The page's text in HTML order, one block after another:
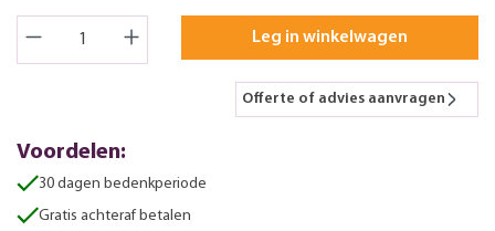
Leg in winkelwagen
Offerte of advies aanvragen
Voordelen:
30 dagen bedenkperiode
Gratis achteraf betalen